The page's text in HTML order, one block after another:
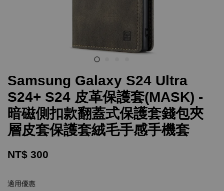
Samsung Galaxy S24 Ultra
S24+ S24 皮革保護套(MASK) -
暗磁側扣款翻蓋式保護套錢包夾
層皮套保護套絨毛手感手機套
NT$ 300
適用優惠